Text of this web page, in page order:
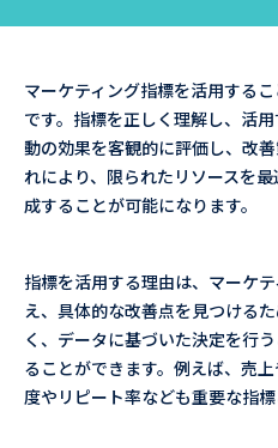
マーケティング指標を活用する
です。指標を正しく理解し、活
動の効果を客観的に評価し、改
れにより、限られたリソースを
成することが可能になります。
指標を活用する理由は、マーケ
え、具体的な改善点を見つける
く、データに基づいた決定を行
ることができます。例えば、売
度やリピート率なども重要な指標